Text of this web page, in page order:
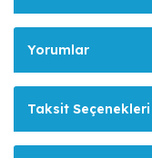
Yorumlar
Taksit Seçenekleri